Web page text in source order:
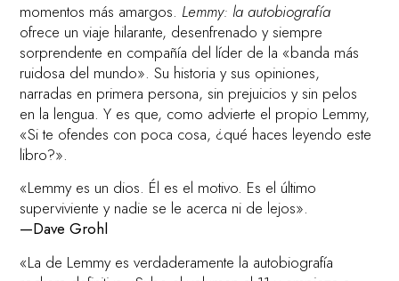
momentos más amargos. Lemmy: la autobiografía
ofrece un viaje hilarante, desenfrenado y siempre
sorprendente en compañía del líder de la «banda más
ruidosa del mundo». Su historia y sus opiniones,
narradas en primera persona, sin prejuicios y sin pelos
en la lengua. Y es que, como advierte el propio Lemmy,
«Si te ofendes con poca cosa, ¿qué haces leyendo este
libro?».
«Lemmy es un dios. Él es el motivo. Es el último
superviviente y nadie se le acerca ni de lejos».
—Dave Grohl
«La de Lemmy es verdaderamente la autobiografía